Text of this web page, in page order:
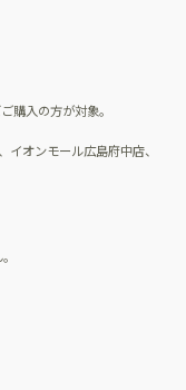
購入の方が対象。
オンモール広島府中店、